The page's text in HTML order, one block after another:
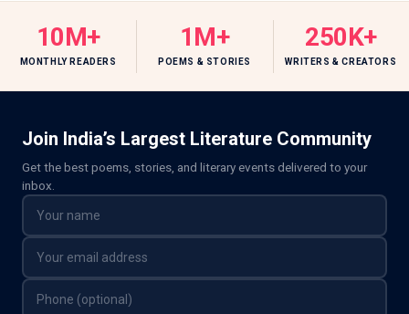
10M+
MONTHLY READERS
1M+
POEMS & STORIES
250K+
WRITERS & CREATORS
Join India’s Largest Literature Community
Get the best poems, stories, and literary events delivered to your
inbox.